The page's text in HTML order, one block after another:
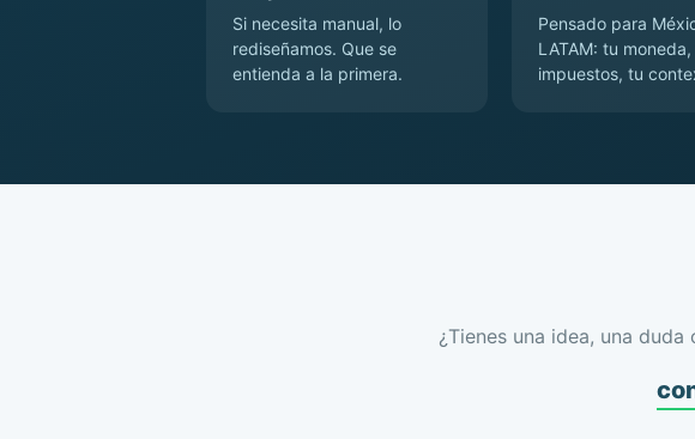
Si necesita manual, lo
rediseñamos. Que se
entienda a la primera.
Pensado para
LATAM: tu
impuestos, tu
¿Tienes una idea, una